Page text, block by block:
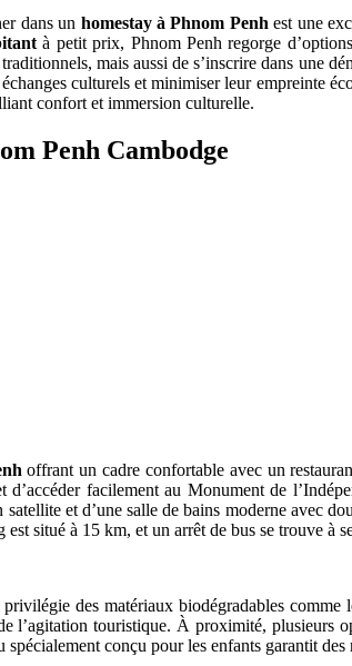
dans un homestay à Phnom Penh est une
à petit prix, Phnom Penh regorge
mais aussi de s’inscrire dans une
culturels et minimiser leur empreinte
confort et immersion culturelle.
Penh Cambodge
offrant un cadre confortable avec un
facilement au Monument de
et d’une salle de bains moderne avec
situé à 15 km, et un arrêt de bus se trouve à
privilégie des matériaux biodégradables comme
l’agitation touristique. À proximité, plusieurs
conçu pour les enfants garantit des